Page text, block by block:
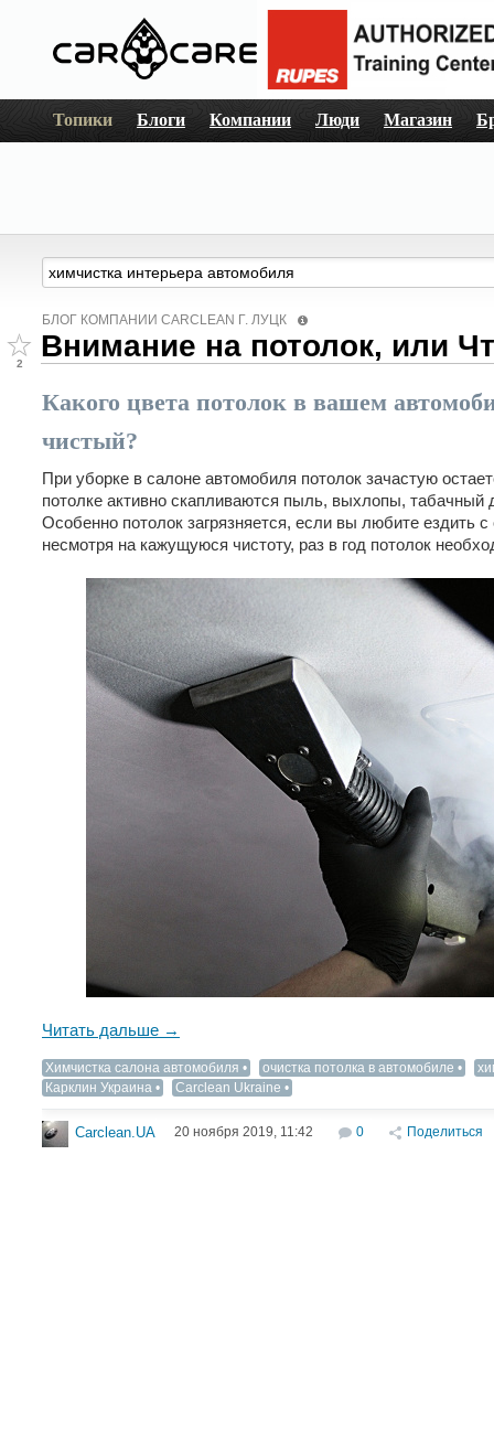
Топики Блоги Компании Люди Магазин
БЛОГ КОМПАНИИ СARCLEAN Г. ЛУЦК
2
Внимание на потолок, или
Какого цвета потолок в вашем
чистый?
При уборке в салоне автомобиля потолок зачастую
потолке активно скапливаются пыль, выхлопы,
Особенно потолок загрязняется, если вы любите ездить
несмотря на кажущуюся чистоту, раз в год потолок
Читать дальше →
Химчистка салона автомобиля очистка потолка в автомобиле
Карклин Украина
Carclean Ukraine
Carclean.UA 20 ноября 2019, 11:42 0 Поделиться